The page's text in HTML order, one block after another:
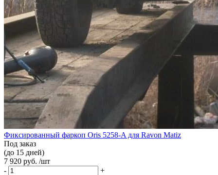
Фиксированный фаркоп Oris 5258-A для Ravon Matiz
Под заказ
(до 15 дней)
7 920 руб. /шт
-
+